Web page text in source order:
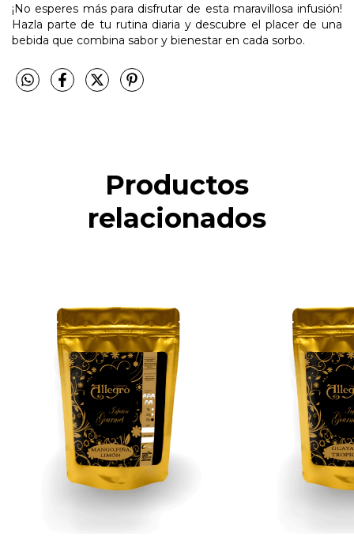
¡No esperes más para disfrutar de esta maravillosa infusión!
Hazla parte de tu rutina diaria y descubre el placer de una
bebida que combina sabor y bienestar en cada sorbo.
Productos
relacionados